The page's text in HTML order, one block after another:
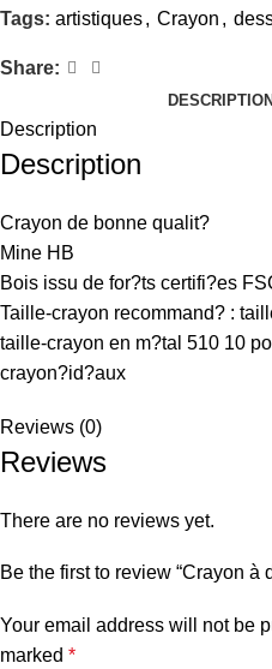
Tags: artistiques, Crayon ,
Share:
DESCRIPTION
Description
Description
Crayon de bonne qualit?
Mine HB
Bois issu de for?ts certifi?es
Taille-crayon recommand? :
taille-crayon en m?tal 510 10
crayon?id?aux
Reviews (0)
Reviews
There are no reviews yet.
Be the first to review “Crayon à
Your email address will not be
marked *